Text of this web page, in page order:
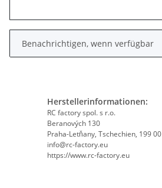
Benachrichtigen, wenn verfügbar
Herstellerinformationen:
RC factory spol. s r.o.
Beranových 130
Praha-Letňany, Tschechien, 199 00
info@rc-factory.eu
https://www.rc-factory.eu